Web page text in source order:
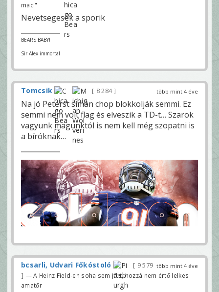
maci"
Nevetsegesek a sporik
BEARS BABY!
Sir Alex immortal
több mint 4 éve
Tomcsik 8 284
Na jó Peterst simán chop blokkolják semmi. Ez
semmi nem volt flag és elveszik a TD-t… Szarok
vagyunk magunktól is nem kell még szopatni is
a bíróknak…
több mint 4 éve
bcsarli, Udvari Főkóstoló 9 579
— A Heinz Field-en soha sem járt, hozzá nem értő lelkes
amatőr